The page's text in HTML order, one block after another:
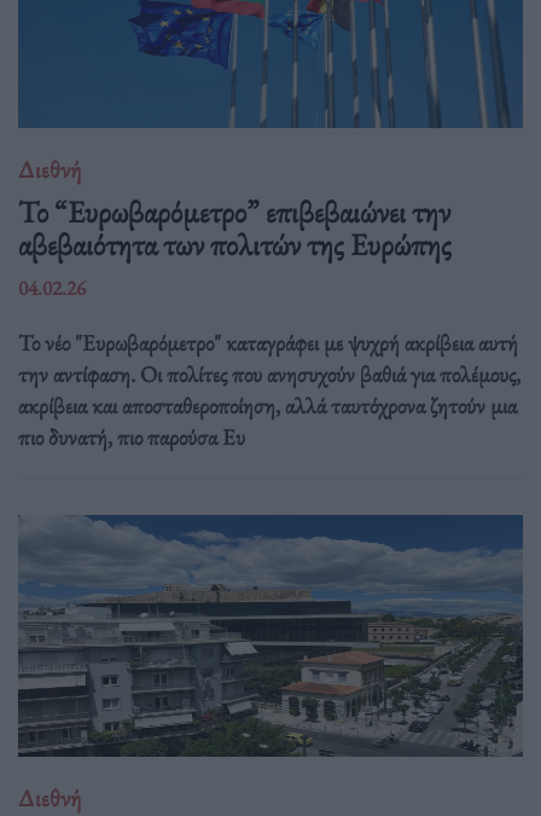
Διεθνή
Το “Ευρωβαρόμετρο” επιβεβαιώνει την
αβεβαιότητα των πολιτών της Ευρώπης
04.02.26
Το νέο "Ευρωβαρόμετρο" καταγράφει με ψυχρή ακρίβεια αυτή
την αντίφαση. Oι πολίτες που ανησυχούν βαθιά για πολέμους,
ακρίβεια και αποσταθεροποίηση, αλλά ταυτόχρονα ζητούν μια
πιο δυνατή, πιο παρούσα Ευ
Διεθνή